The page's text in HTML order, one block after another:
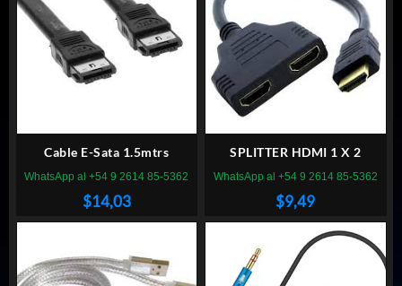
Cable E-Sata 1.5mtrs
$14,03
WhatsApp al +54 9 2614 85-5362
SPLITTER HDMI 1 X 2
$9,49
WhatsApp al +54 9 2614 85-5362